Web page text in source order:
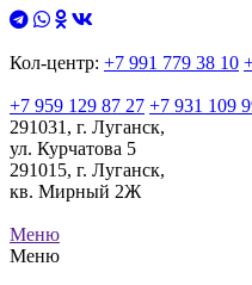
Кол-центр: +7 991 779 38 10
+7 959 129 87 27 +7 931 109
291031, г. Луганск,
ул. Курчатова 5
291015, г. Луганск,
кв. Мирный 2Ж
Меню
Меню